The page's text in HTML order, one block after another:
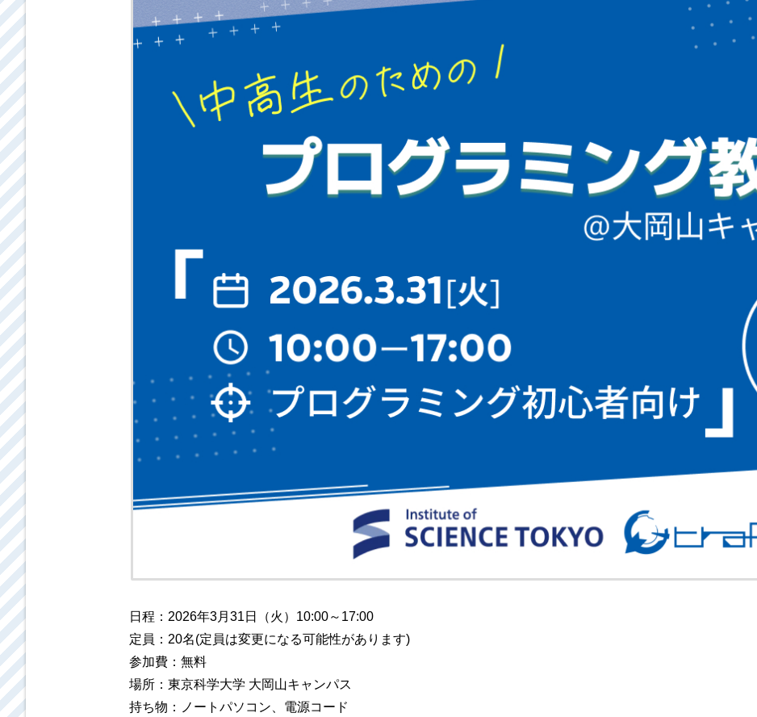
日程：2026年3月31日（火）10:00～17:00
定員：20名(定員は変更になる可能性があります)
参加費：無料
場所：東京科学大学 大岡山キャンパス
持ち物：ノートパソコン、電源コード